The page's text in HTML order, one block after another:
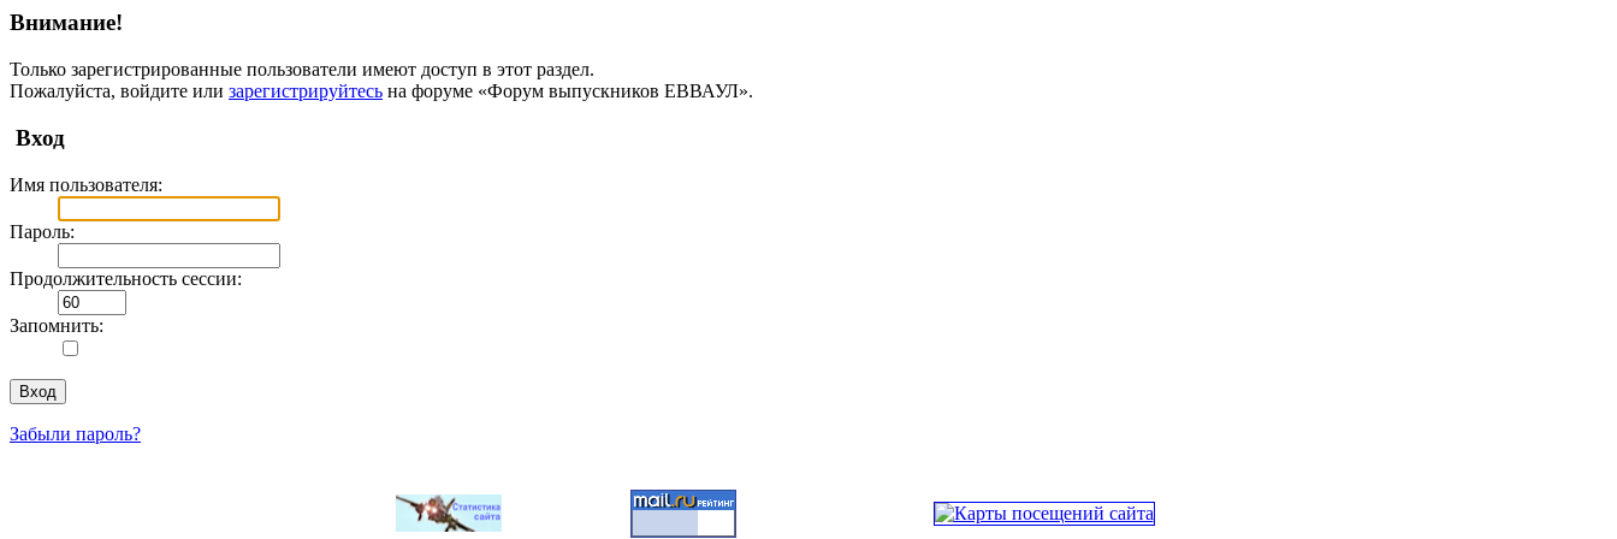
Внимание!
Только зарегистрированные пользователи имеют доступ в этот раздел.
Пожалуйста, войдите или зарегистрируйтесь на форуме «Форум выпускников ЕВВАУЛ».
Вход
Имя пользователя:
Пароль:
Продолжительность сессии:
Запомнить:
Забыли пароль?